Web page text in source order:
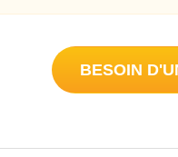
BESOIN